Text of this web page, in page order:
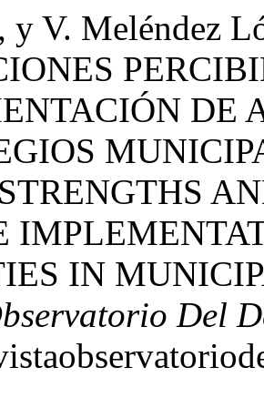
y V. Meléndez
DE
IN
Del